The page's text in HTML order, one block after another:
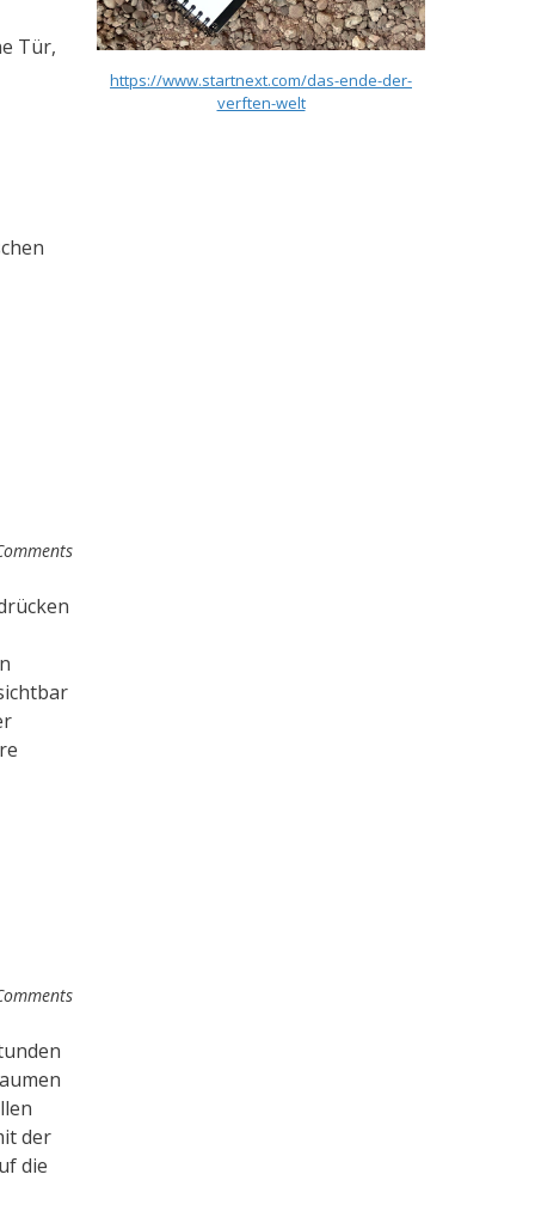
Tür,
der
die
https://www.startnext.com/das-ende-der-
verften-welt